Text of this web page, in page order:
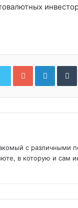
Google+
с различными
в которую и сам